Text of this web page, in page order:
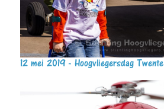
12 mei 2019 - Hoogvliegersdag Twente